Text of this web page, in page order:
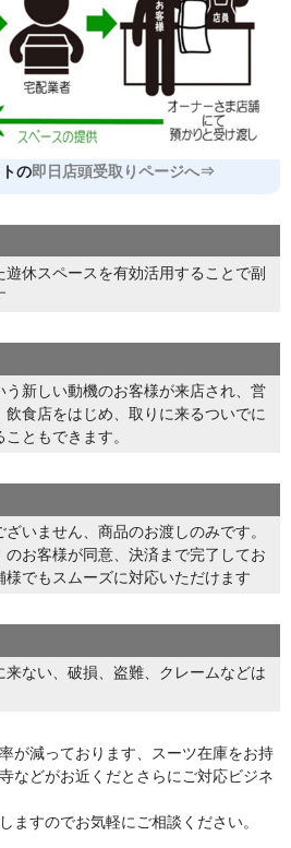
の即日店頭受取りページへ⇒
休スペースを有効活用することで副
新しい動機のお客様が来店され、営
食店をはじめ、取りに来るついでに
ともできます。
いません、商品のお渡しのみです。
お客様が同意、決済まで完了してお
様でもスムーズに対応いただけます
ない、破損、盗難、クレームなどは
が減っております、スーツ在庫をお持
などがお近くだとさらにご対応ビジネ
ますのでお気軽にご相談ください。